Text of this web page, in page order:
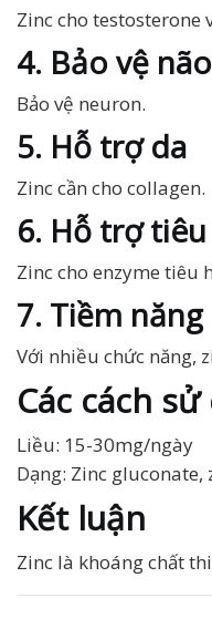
Zinc cho testosterone
4. Bảo vệ não
Bảo vệ neuron.
5. Hỗ trợ da
Zinc cần cho collagen.
6. Hỗ trợ
Zinc cho enzyme tiêu
7. Tiềm
Với nhiều chức năng,
Các cách
Liều: 15-30mg/ngày
Dạng: Zinc
Kết luận
Zinc là khoáng chất